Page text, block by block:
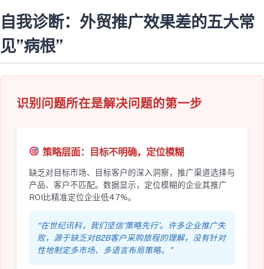
自我诊断：外贸推广效果差的五大常
见”病根”
识别问题所在是解决问题的第一步
策略层面：目标不明确，定位模糊
缺乏对目标市场、目标客户的深入洞察，推广渠道选择与
产品、客户不匹配。数据显示，定位模糊的企业其推广
ROI比精准定位企业低47%。
“在世纪讯科，我们坚信’策略先行’。许多企业推广失
败，源于缺乏对B2B客户采购旅程的理解，没有针对
性地制定多市场、多语言布局策略。”